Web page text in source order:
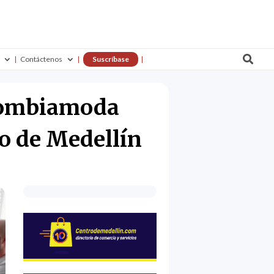
Contáctenos Suscríbase 
de Medellín